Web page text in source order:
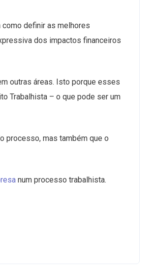
definir as melhores
dos impactos financeiros
outras áreas. Isto porque esses
Trabalhista – o que pode ser um
processo, mas também que o
num processo trabalhista.